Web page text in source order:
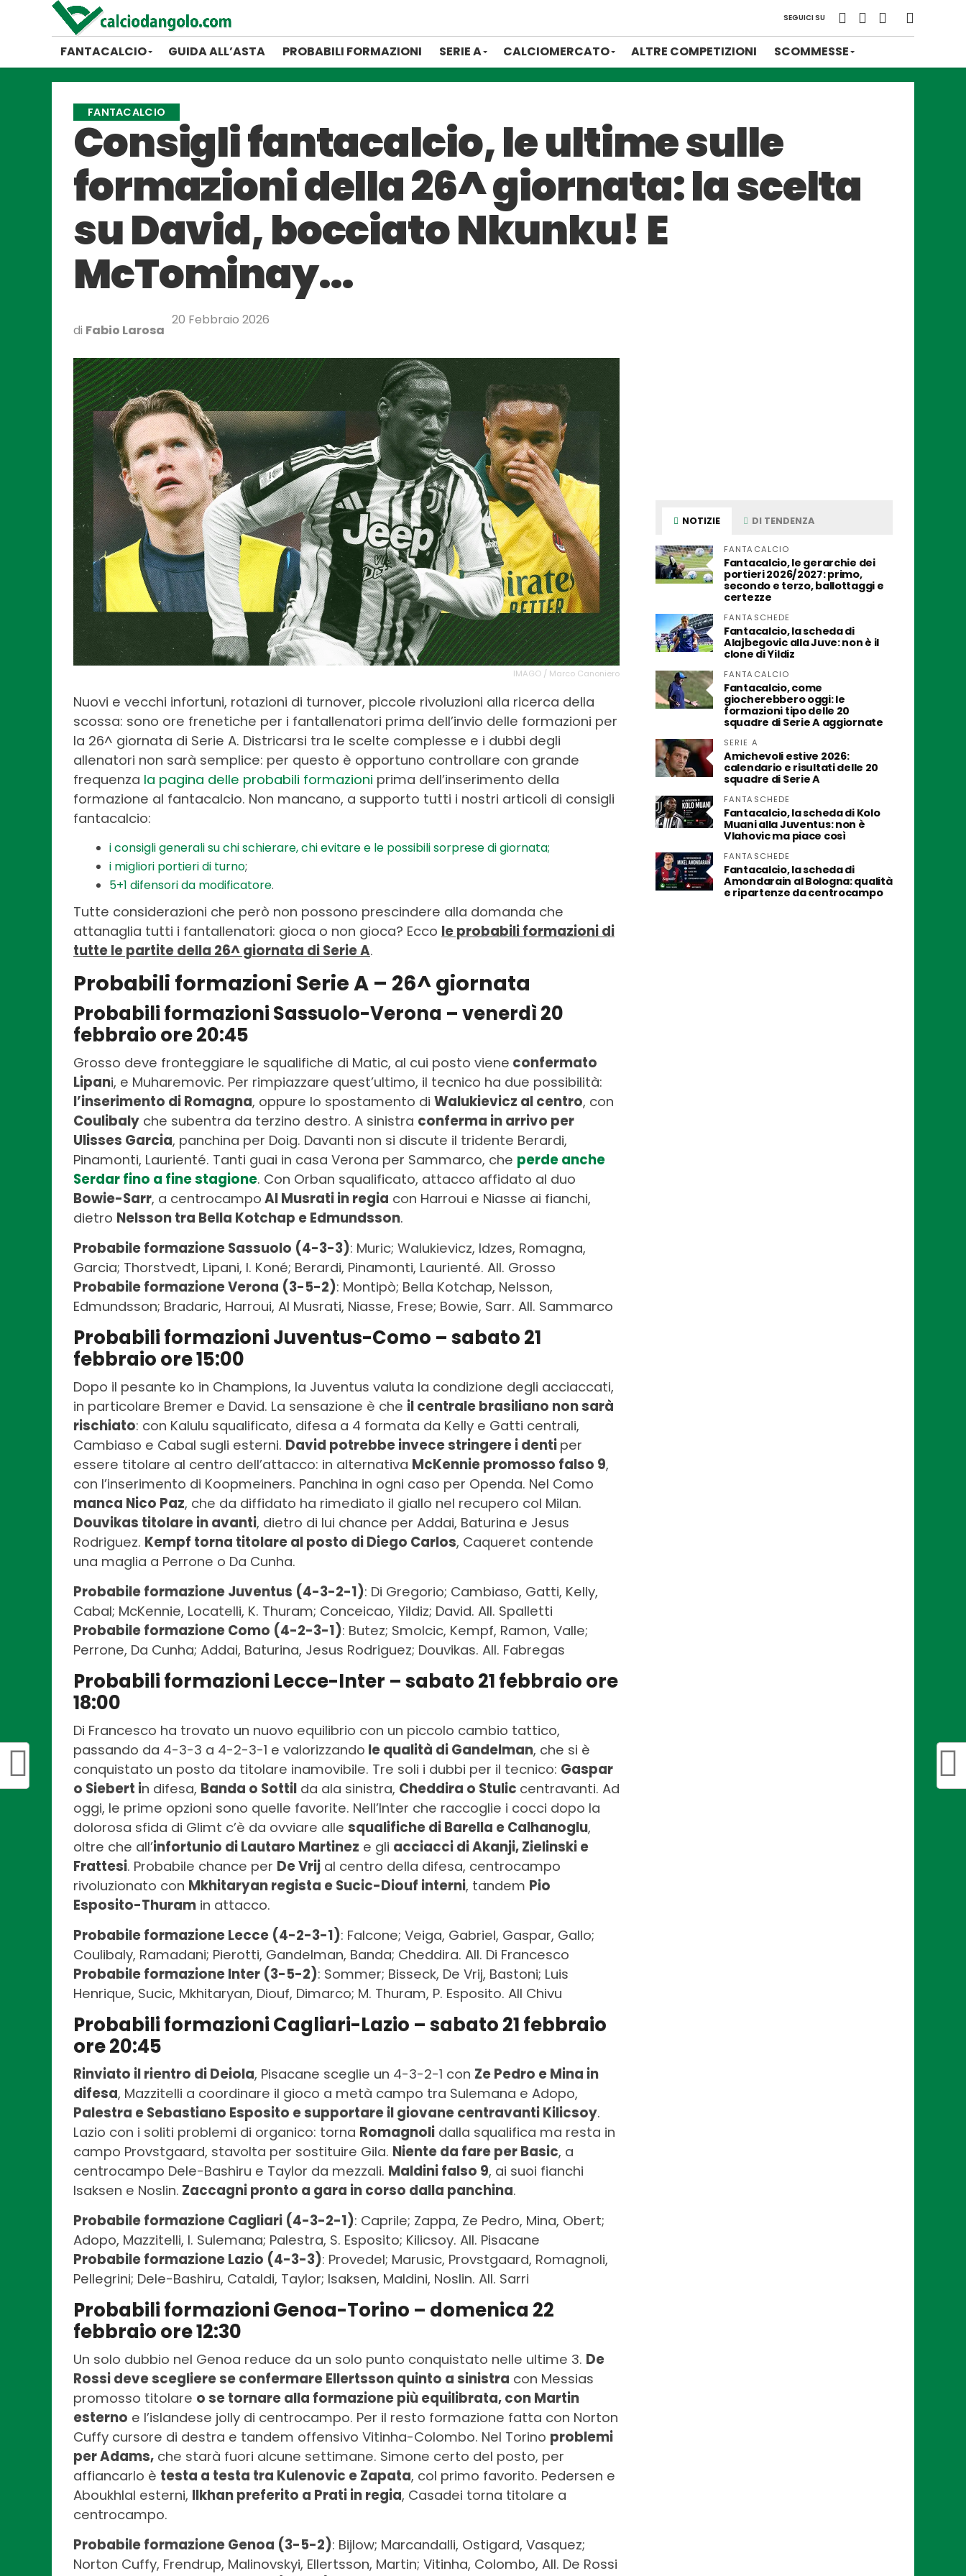
SEGUICI SU
FANTACALCIO GUIDA ALL’ASTA PROBABILI FORMAZIONI SERIE A CALCIOMERCATO ALTRE COMPETIZIONI SCOMMESSE
FANTACALCIO
Consigli fantacalcio, le ultime sulle
formazioni della 26^ giornata: la scelta
su David, bocciato Nkunku! E
McTominay…
di Fabio Larosa
20 Febbraio 2026
IMAGO / Marco Canoniero
Nuovi e vecchi infortuni, rotazioni di turnover, piccole rivoluzioni alla ricerca della
scossa: sono ore frenetiche per i fantallenatori prima dell’invio delle formazioni per
la 26^ giornata di Serie A. Districarsi tra le scelte complesse e i dubbi degli
allenatori non sarà semplice: per questo è opportuno controllare con grande
frequenza la pagina delle probabili formazioni prima dell’inserimento della
formazione al fantacalcio. Non mancano, a supporto tutti i nostri articoli di consigli
fantacalcio:
i consigli generali su chi schierare, chi evitare e le possibili sorprese di giornata;
i migliori portieri di turno;
5+1 difensori da modificatore.
Tutte considerazioni che però non possono prescindere alla domanda che
attanaglia tutti i fantallenatori: gioca o non gioca? Ecco le probabili formazioni di
tutte le partite della 26^ giornata di Serie A.
Probabili formazioni Serie A – 26^ giornata
Probabili formazioni Sassuolo-Verona – venerdì 20
febbraio ore 20:45
Grosso deve fronteggiare le squalifiche di Matic, al cui posto viene confermato
Lipani, e Muharemovic. Per rimpiazzare quest’ultimo, il tecnico ha due possibilità:
l’inserimento di Romagna, oppure lo spostamento di Walukievicz al centro, con
Coulibaly che subentra da terzino destro. A sinistra conferma in arrivo per
Ulisses Garcia, panchina per Doig. Davanti non si discute il tridente Berardi,
Pinamonti, Laurienté. Tanti guai in casa Verona per Sammarco, che perde anche
Serdar fino a fine stagione. Con Orban squalificato, attacco affidato al duo
Bowie-Sarr, a centrocampo Al Musrati in regia con Harroui e Niasse ai fianchi,
dietro Nelsson tra Bella Kotchap e Edmundsson.
Probabile formazione Sassuolo (4-3-3): Muric; Walukievicz, Idzes, Romagna,
Garcia; Thorstvedt, Lipani, I. Koné; Berardi, Pinamonti, Laurienté. All. Grosso
Probabile formazione Verona (3-5-2): Montipò; Bella Kotchap, Nelsson,
Edmundsson; Bradaric, Harroui, Al Musrati, Niasse, Frese; Bowie, Sarr. All. Sammarco
Probabili formazioni Juventus-Como – sabato 21
febbraio ore 15:00
Dopo il pesante ko in Champions, la Juventus valuta la condizione degli acciaccati,
in particolare Bremer e David. La sensazione è che il centrale brasiliano non sarà
rischiato: con Kalulu squalificato, difesa a 4 formata da Kelly e Gatti centrali,
Cambiaso e Cabal sugli esterni. David potrebbe invece stringere i denti per
essere titolare al centro dell’attacco: in alternativa McKennie promosso falso 9,
con l’inserimento di Koopmeiners. Panchina in ogni caso per Openda. Nel Como
manca Nico Paz, che da diffidato ha rimediato il giallo nel recupero col Milan.
Douvikas titolare in avanti, dietro di lui chance per Addai, Baturina e Jesus
Rodriguez. Kempf torna titolare al posto di Diego Carlos, Caqueret contende
una maglia a Perrone o Da Cunha.
Probabile formazione Juventus (4-3-2-1): Di Gregorio; Cambiaso, Gatti, Kelly,
Cabal; McKennie, Locatelli, K. Thuram; Conceicao, Yildiz; David. All. Spalletti
Probabile formazione Como (4-2-3-1): Butez; Smolcic, Kempf, Ramon, Valle;
Perrone, Da Cunha; Addai, Baturina, Jesus Rodriguez; Douvikas. All. Fabregas
Probabili formazioni Lecce-Inter – sabato 21 febbraio ore
18:00
Di Francesco ha trovato un nuovo equilibrio con un piccolo cambio tattico,
passando da 4-3-3 a 4-2-3-1 e valorizzando le qualità di Gandelman, che si è
conquistato un posto da titolare inamovibile. Tre soli i dubbi per il tecnico: Gaspar
o Siebert in difesa, Banda o Sottil da ala sinistra, Cheddira o Stulic centravanti. Ad
oggi, le prime opzioni sono quelle favorite. Nell’Inter che raccoglie i cocci dopo la
dolorosa sfida di Glimt c’è da ovviare alle squalifiche di Barella e Calhanoglu,
oltre che all’infortunio di Lautaro Martinez e gli acciacci di Akanji, Zielinski e
Frattesi. Probabile chance per De Vrij al centro della difesa, centrocampo
rivoluzionato con Mkhitaryan regista e Sucic-Diouf interni, tandem Pio
Esposito-Thuram in attacco.
Probabile formazione Lecce (4-2-3-1): Falcone; Veiga, Gabriel, Gaspar, Gallo;
Coulibaly, Ramadani; Pierotti, Gandelman, Banda; Cheddira. All. Di Francesco
Probabile formazione Inter (3-5-2): Sommer; Bisseck, De Vrij, Bastoni; Luis
Henrique, Sucic, Mkhitaryan, Diouf, Dimarco; M. Thuram, P. Esposito. All Chivu
Probabili formazioni Cagliari-Lazio – sabato 21 febbraio
ore 20:45
Rinviato il rientro di Deiola, Pisacane sceglie un 4-3-2-1 con Ze Pedro e Mina in
difesa, Mazzitelli a coordinare il gioco a metà campo tra Sulemana e Adopo,
Palestra e Sebastiano Esposito e supportare il giovane centravanti Kilicsoy.
Lazio con i soliti problemi di organico: torna Romagnoli dalla squalifica ma resta in
campo Provstgaard, stavolta per sostituire Gila. Niente da fare per Basic, a
centrocampo Dele-Bashiru e Taylor da mezzali. Maldini falso 9, ai suoi fianchi
Isaksen e Noslin. Zaccagni pronto a gara in corso dalla panchina.
Probabile formazione Cagliari (4-3-2-1): Caprile; Zappa, Ze Pedro, Mina, Obert;
Adopo, Mazzitelli, I. Sulemana; Palestra, S. Esposito; Kilicsoy. All. Pisacane
Probabile formazione Lazio (4-3-3): Provedel; Marusic, Provstgaard, Romagnoli,
Pellegrini; Dele-Bashiru, Cataldi, Taylor; Isaksen, Maldini, Noslin. All. Sarri
Probabili formazioni Genoa-Torino – domenica 22
febbraio ore 12:30
Un solo dubbio nel Genoa reduce da un solo punto conquistato nelle ultime 3. De
Rossi deve scegliere se confermare Ellertsson quinto a sinistra con Messias
promosso titolare o se tornare alla formazione più equilibrata, con Martin
esterno e l’islandese jolly di centrocampo. Per il resto formazione fatta con Norton
Cuffy cursore di destra e tandem offensivo Vitinha-Colombo. Nel Torino problemi
per Adams, che starà fuori alcune settimane. Simone certo del posto, per
affiancarlo è testa a testa tra Kulenovic e Zapata, col primo favorito. Pedersen e
Aboukhlal esterni, Ilkhan preferito a Prati in regia, Casadei torna titolare a
centrocampo.
Probabile formazione Genoa (3-5-2): Bijlow; Marcandalli, Ostigard, Vasquez;
Norton Cuffy, Frendrup, Malinovskyi, Ellertsson, Martin; Vitinha, Colombo, All. De Rossi
NOTIZIE DI TENDENZA
FANTACALCIO
Fantacalcio, le gerarchie dei
portieri 2026/2027: primo,
secondo e terzo, ballottaggi e
certezze
FANTASCHEDE
Fantacalcio, la scheda di
Alajbegovic alla Juve: non è il
clone di Yildiz
FANTACALCIO
Fantacalcio, come
giocherebbero oggi: le
formazioni tipo delle 20
squadre di Serie A aggiornate
SERIE A
Amichevoli estive 2026:
calendario e risultati delle 20
squadre di Serie A
FANTASCHEDE
Fantacalcio, la scheda di Kolo
Muani alla Juventus: non è
Vlahovic ma piace così
FANTASCHEDE
Fantacalcio, la scheda di
Amondarain al Bologna: qualità
e ripartenze da centrocampo